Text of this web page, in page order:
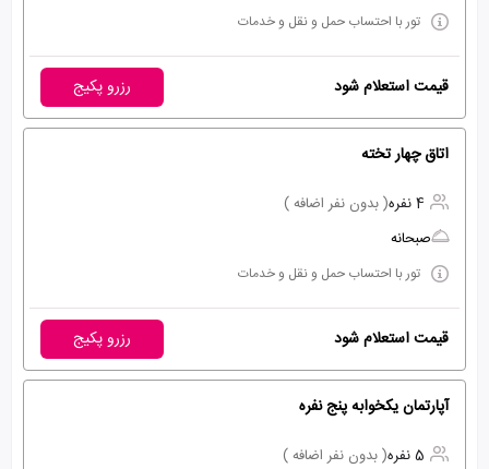
تور با احتساب حمل و نقل و خدمات
قیمت استعلام شود رزرو پکیج
اتاق چهار تخته
4 نفره
( بدون نفر اضافه )
صبحانه
تور با احتساب حمل و نقل و خدمات
قیمت استعلام شود رزرو پکیج
آپارتمان یکخوابه پنج نفره
5 نفره
( بدون نفر اضافه )